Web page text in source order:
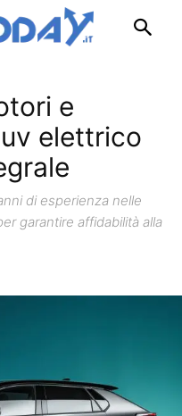
e
elettrico
di esperienza nelle
garantire affidabilità alla